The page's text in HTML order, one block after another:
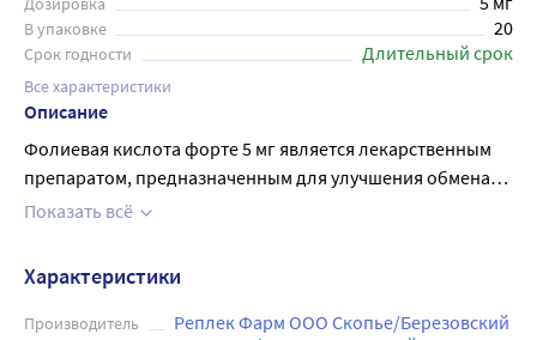
В упаковке 20
Срок годности Длительный срок
Все характеристики
Описание
Фолиевая кислота форте 5 мг является лекарственным
препаратом, предназначенным для улучшения обмена
нуклеотидов и аминокислот в организме. Прием такого
беременности, когда необходимо обеспечить
правильное развитие плода. Кроме того, фолиевая
кислота является важным элементом в поддержании
Показать всё
Характеристики
Производитель
Реплек Фарм ООО Скопье/Березовский